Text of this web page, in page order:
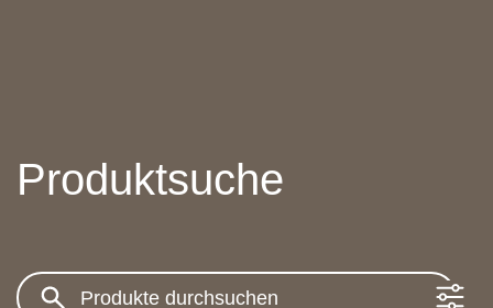
Produktsuche
Search: